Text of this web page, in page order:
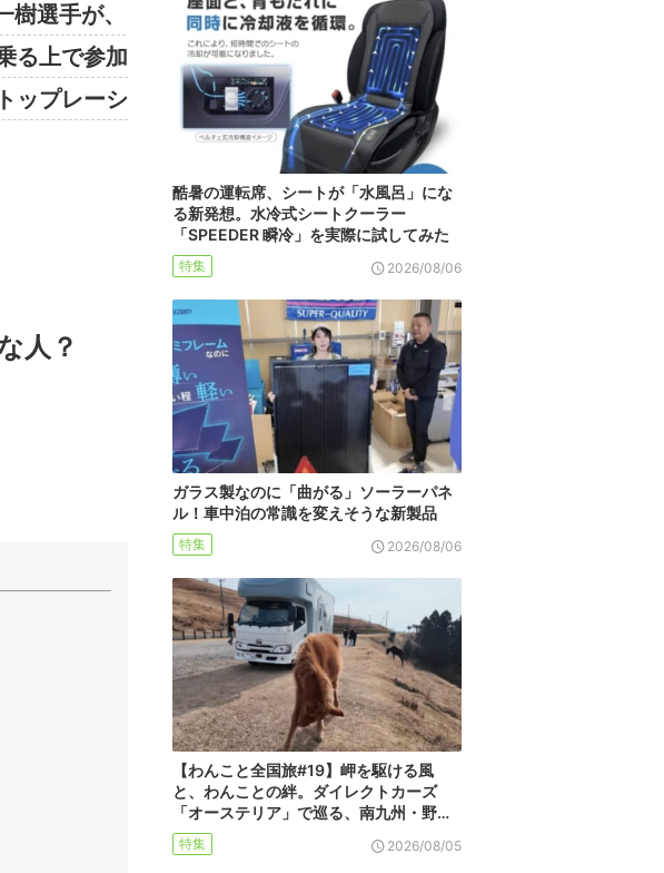
選手が、
る上で参加
ップレーシ
人？
酷暑の運転席、シートが「水風呂」にな
る新発想。水冷式シートクーラー
「SPEEDER 瞬冷」を実際に試してみた
特集 2026/08/06
ガラス製なのに「曲がる」ソーラーパネ
ル！車中泊の常識を変えそうな新製品
特集 2026/08/06
【わんこと全国旅#19】岬を駆ける風
と、わんことの絆。ダイレクトカーズ
「オーステリア」で巡る、南九州・野…
特集 2026/08/05